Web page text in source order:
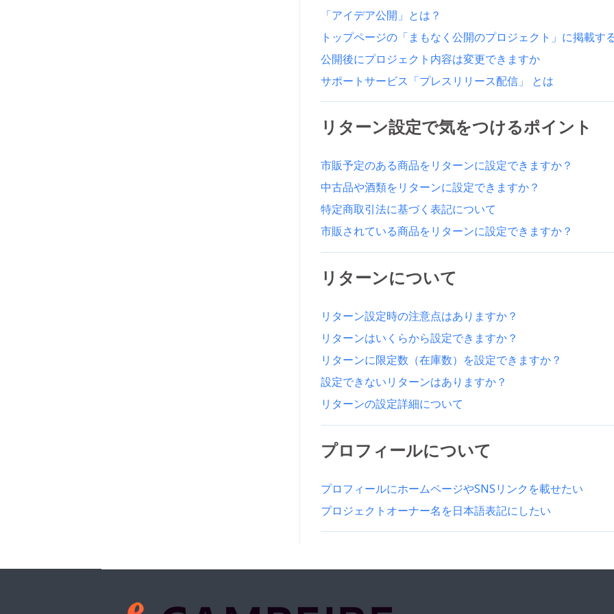
「アイデア公開」とは？
トップページの「まもなく公開のプロジェクト」に掲載す
公開後にプロジェクト内容は変更できますか
サポートサービス「プレスリリース配信」 とは
リターン設定で気をつけるポイント
市販予定のある商品をリターンに設定できますか？
中古品や酒類をリターンに設定できますか？
特定商取引法に基づく表記について
市販されている商品をリターンに設定できますか？
リターンについて
リターン設定時の注意点はありますか？
リターンはいくらから設定できますか？
リターンに限定数（在庫数）を設定できますか？
設定できないリターンはありますか？
リターンの設定詳細について
プロフィールについて
プロフィールにホームページやSNSリンクを載せたい
プロジェクトオーナー名を日本語表記にしたい